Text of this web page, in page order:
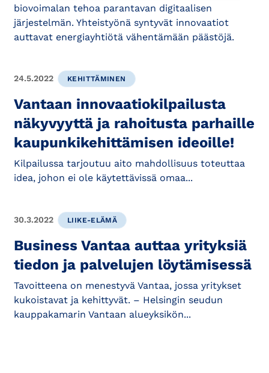
biovoimalan tehoa parantavan digitaalisen
järjestelmän. Yhteistyönä syntyvät innovaatiot
auttavat energiayhtiötä vähentämään päästöjä.
24.5.2022 KEHITTÄMINEN
Vantaan innovaatiokilpailusta
näkyvyyttä ja rahoitusta parhaille
kaupunkikehittämisen ideoille!
Kilpailussa tarjoutuu aito mahdollisuus toteuttaa
idea, johon ei ole käytettävissä omaa...
30.3.2022 LIIKE-ELÄMÄ
Business Vantaa auttaa yrityksiä
tiedon ja palvelujen löytämisessä
Tavoitteena on menestyvä Vantaa, jossa yritykset
kukoistavat ja kehittyvät. – Helsingin seudun
kauppakamarin Vantaan alueyksikön...